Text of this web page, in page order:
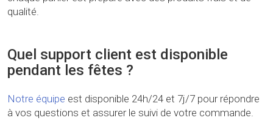
qualité.
Quel support client est disponible
pendant les fêtes ?
Notre équipe est disponible 24h/24 et 7j/7 pour répondre
à vos questions et assurer le suivi de votre commande.